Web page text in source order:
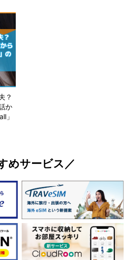
？
か
」
めサービス／